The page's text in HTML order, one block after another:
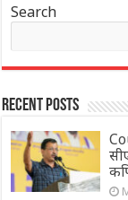
Search
Recent Posts